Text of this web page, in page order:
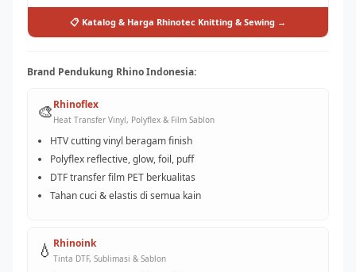
📋 Katalog & Harga Rhinotec Knitting & Sewing →
Brand Pendukung Rhino Indonesia:
🎨Rhinoflex
Heat Transfer Vinyl, Polyflex & Film Sablon
HTV cutting vinyl beragam finish
Polyflex reflective, glow, foil, puff
DTF transfer film PET berkualitas
Tahan cuci & elastis di semua kain
💧 Rhinoink
Tinta DTF, Sublimasi & Sablon